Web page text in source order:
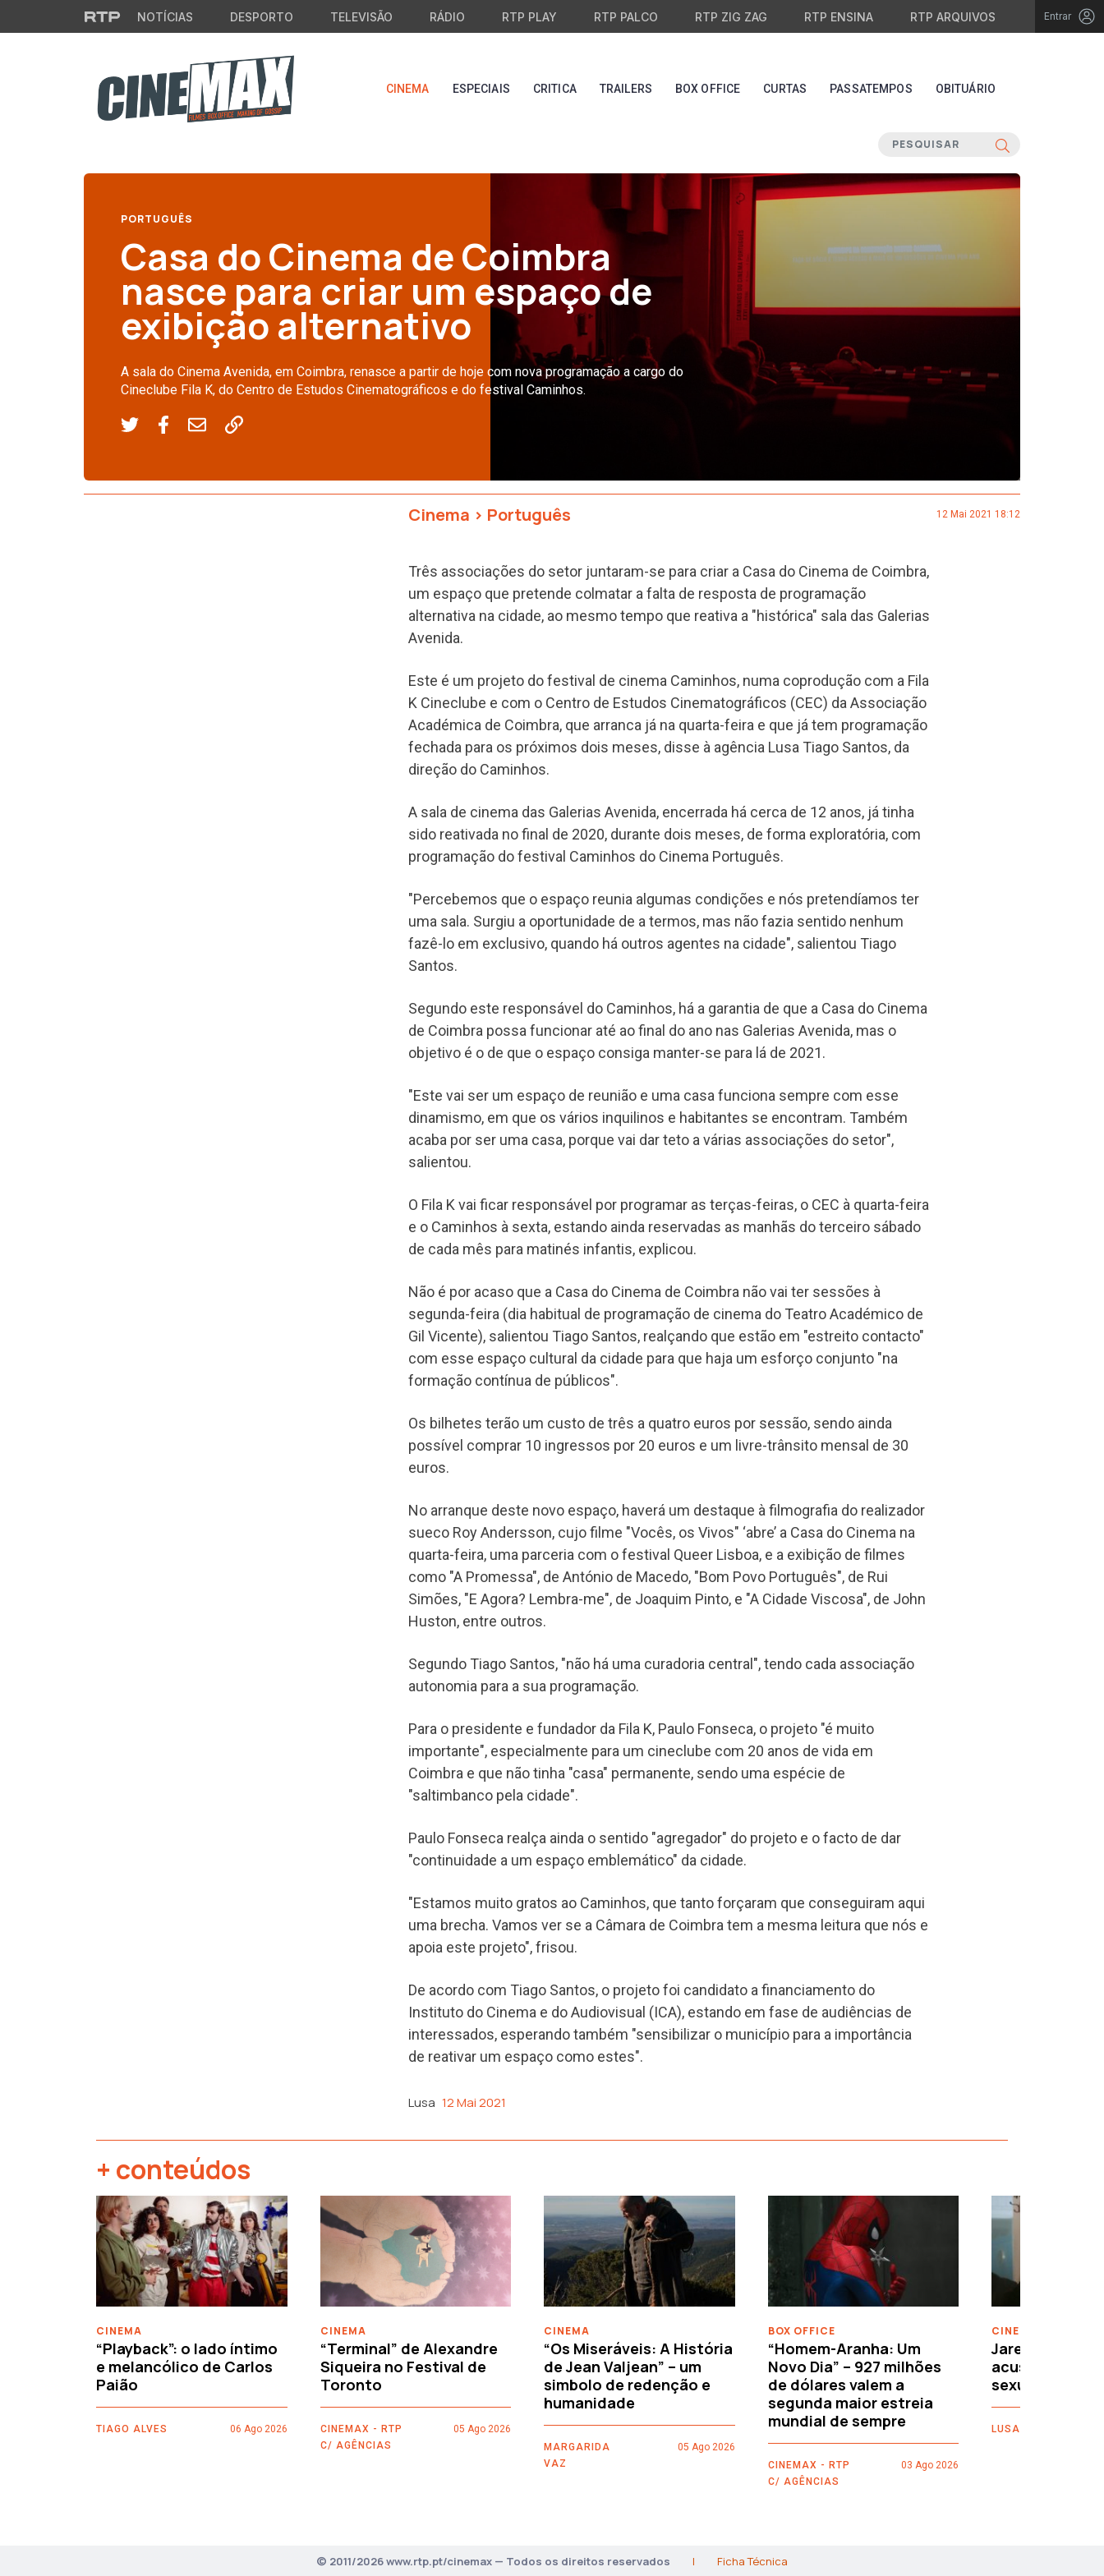
Saltar para o conteúdo principal
NOTÍCIAS DESPORTO TELEVISÃO RÁDIO RTP PLAY RTP PALCO RTP ZIG ZAG RTP ENSINA RTP ARQUIVOS Entrar
CINEMA ESPECIAIS CRITICA TRAILERS BOX OFFICE CURTAS PASSATEMPOS OBITUÁRIO
PORTUGUÊS
Casa do Cinema de Coimbra
nasce para criar um espaço de
exibição alternativo
A sala do Cinema Avenida, em Coimbra, renasce a partir de hoje com nova programação a cargo do
Cineclube Fila K, do Centro de Estudos Cinematográficos e do festival Caminhos.
Cinema > Português 12 Mai 2021 18:12
Três associações do setor juntaram-se para criar a Casa do Cinema de Coimbra,
um espaço que pretende colmatar a falta de resposta de programação
alternativa na cidade, ao mesmo tempo que reativa a "histórica" sala das Galerias
Avenida.
Este é um projeto do festival de cinema Caminhos, numa coprodução com a Fila
K Cineclube e com o Centro de Estudos Cinematográficos (CEC) da Associação
Académica de Coimbra, que arranca já na quarta-feira e que já tem programação
fechada para os próximos dois meses, disse à agência Lusa Tiago Santos, da
direção do Caminhos.
A sala de cinema das Galerias Avenida, encerrada há cerca de 12 anos, já tinha
sido reativada no final de 2020, durante dois meses, de forma exploratória, com
programação do festival Caminhos do Cinema Português.
"Percebemos que o espaço reunia algumas condições e nós pretendíamos ter
uma sala. Surgiu a oportunidade de a termos, mas não fazia sentido nenhum
fazê-lo em exclusivo, quando há outros agentes na cidade", salientou Tiago
Santos.
Segundo este responsável do Caminhos, há a garantia de que a Casa do Cinema
de Coimbra possa funcionar até ao final do ano nas Galerias Avenida, mas o
objetivo é o de que o espaço consiga manter-se para lá de 2021.
"Este vai ser um espaço de reunião e uma casa funciona sempre com esse
dinamismo, em que os vários inquilinos e habitantes se encontram. Também
acaba por ser uma casa, porque vai dar teto a várias associações do setor",
salientou.
O Fila K vai ficar responsável por programar as terças-feiras, o CEC à quarta-feira
e o Caminhos à sexta, estando ainda reservadas as manhãs do terceiro sábado
de cada mês para matinés infantis, explicou.
Não é por acaso que a Casa do Cinema de Coimbra não vai ter sessões à
segunda-feira (dia habitual de programação de cinema do Teatro Académico de
Gil Vicente), salientou Tiago Santos, realçando que estão em "estreito contacto"
com esse espaço cultural da cidade para que haja um esforço conjunto "na
formação contínua de públicos".
Os bilhetes terão um custo de três a quatro euros por sessão, sendo ainda
possível comprar 10 ingressos por 20 euros e um livre-trânsito mensal de 30
euros.
No arranque deste novo espaço, haverá um destaque à filmografia do realizador
sueco Roy Andersson, cujo filme "Vocês, os Vivos" ‘abre’ a Casa do Cinema na
quarta-feira, uma parceria com o festival Queer Lisboa, e a exibição de filmes
como "A Promessa", de António de Macedo, "Bom Povo Português", de Rui
Simões, "E Agora? Lembra-me", de Joaquim Pinto, e "A Cidade Viscosa", de John
Huston, entre outros.
Segundo Tiago Santos, "não há uma curadoria central", tendo cada associação
autonomia para a sua programação.
Para o presidente e fundador da Fila K, Paulo Fonseca, o projeto "é muito
importante", especialmente para um cineclube com 20 anos de vida em
Coimbra e que não tinha "casa" permanente, sendo uma espécie de
"saltimbanco pela cidade".
Paulo Fonseca realça ainda o sentido "agregador" do projeto e o facto de dar
"continuidade a um espaço emblemático" da cidade.
"Estamos muito gratos ao Caminhos, que tanto forçaram que conseguiram aqui
uma brecha. Vamos ver se a Câmara de Coimbra tem a mesma leitura que nós e
apoia este projeto", frisou.
De acordo com Tiago Santos, o projeto foi candidato a financiamento do
Instituto do Cinema e do Audiovisual (ICA), estando em fase de audiências de
interessados, esperando também "sensibilizar o município para a importância
de reativar um espaço como estes".
Lusa 12 Mai 2021
+ conteúdos
CINEMA
“Playback”: o lado íntimo
e melancólico de Carlos
Paião
TIAGO ALVES 06 Ago 2026
CINEMA
“Terminal” de Alexandre
Siqueira no Festival de
Toronto
CINEMAX - RTP
C/ AGÊNCIAS
05 Ago 2026
CINEMA
“Os Miseráveis: A História
de Jean Valjean” – um
simbolo de redenção e
humanidade
MARGARIDA
VAZ
05 Ago 2026
BOX OFFICE
“Homem-Aranha: Um
Novo Dia” – 927 milhões
de dólares valem a
segunda maior estreia
mundial de sempre
CINEMAX - RTP
C/ AGÊNCIAS
03 Ago 2026
CINEMA
Jared Leto
acusações de
sexuais
LUSA
‹
© 2011/2026 www.rtp.pt/cinemax — Todos os direitos reservados | Ficha Técnica